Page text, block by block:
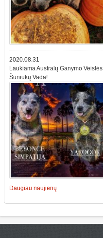
2020.08.31
Laukiama Australų Ganymo Veislės
Šuniukų Vada!
Daugiau naujienų